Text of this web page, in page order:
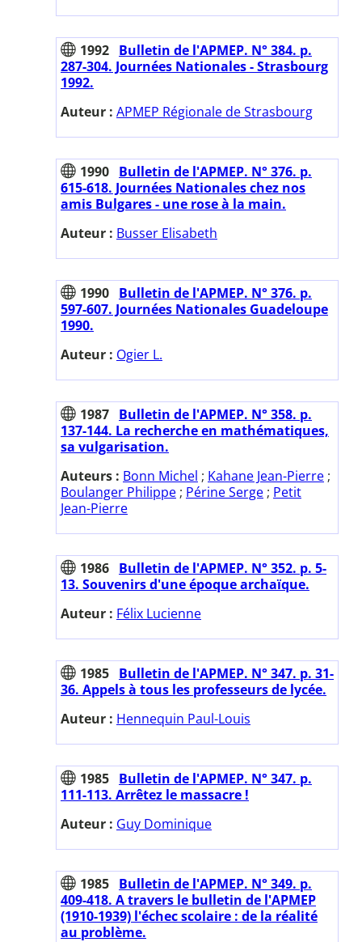
1992 Bulletin de l'APMEP. N° 384. p.
287-304. Journées Nationales - Strasbourg
1992.
Auteur : APMEP Régionale de Strasbourg
1990 Bulletin de l'APMEP. N° 376. p.
615-618. Journées Nationales chez nos
amis Bulgares - une rose à la main.
Auteur : Busser Elisabeth
1990 Bulletin de l'APMEP. N° 376. p.
597-607. Journées Nationales Guadeloupe
1990.
Auteur : Ogier L.
1987 Bulletin de l'APMEP. N° 358. p.
137-144. La recherche en mathématiques,
sa vulgarisation.
Auteurs : Bonn Michel ; Kahane Jean-Pierre ;
Boulanger Philippe ; Périne Serge ; Petit
Jean-Pierre
1986 Bulletin de l'APMEP. N° 352. p. 5-
13. Souvenirs d'une époque archaïque.
Auteur : Félix Lucienne
1985 Bulletin de l'APMEP. N° 347. p. 31-
36. Appels à tous les professeurs de lycée.
Auteur : Hennequin Paul-Louis
1985 Bulletin de l'APMEP. N° 347. p.
111-113. Arrêtez le massacre !
Auteur : Guy Dominique
1985 Bulletin de l'APMEP. N° 349. p.
409-418. A travers le bulletin de l'APMEP
(1910-1939) l'échec scolaire : de la réalité
au problème.